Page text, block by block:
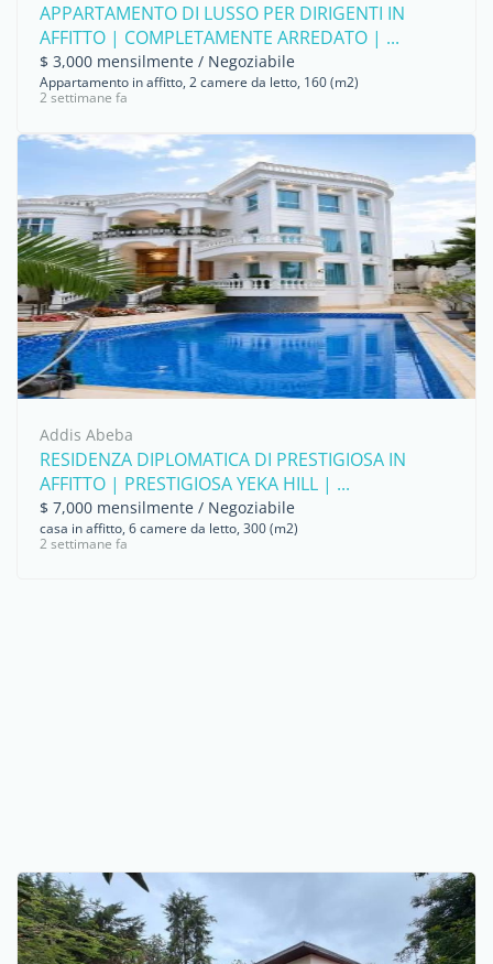
APPARTAMENTO DI LUSSO PER DIRIGENTI IN
AFFITTO | COMPLETAMENTE ARREDATO | ...
$ 3,000 mensilmente / Negoziabile
Appartamento in affitto, 2 camere da letto, 160 (m2)
2 settimane fa
Addis Abeba
RESIDENZA DIPLOMATICA DI PRESTIGIOSA IN
AFFITTO | PRESTIGIOSA YEKA HILL | ...
$ 7,000 mensilmente / Negoziabile
casa in affitto, 6 camere da letto, 300 (m2)
2 settimane fa